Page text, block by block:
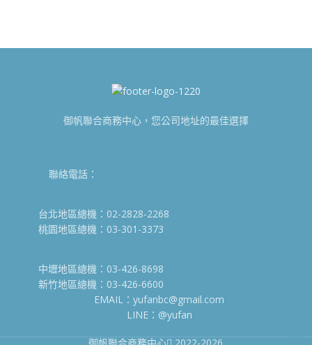
御帆聯合商務中心，您公司地址的最佳選擇
聯絡電話：
台北地區總機：02-2828-2268
桃園地區總機：03-301-3373
中壢地區總機：03-426-8698
新竹地區總機：03-426-6600
EMAIL：yufanbc@gmail.com
LINE：@yufan